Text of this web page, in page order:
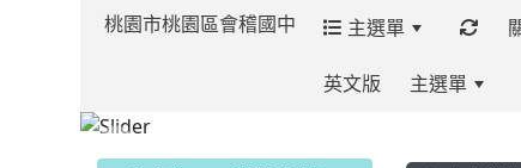
桃園市桃園區會稽國中 主選單
英文版 主選單